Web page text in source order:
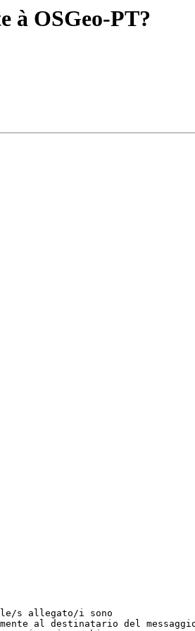
à OSGeo-PT?
s allegato/i sono
al destinatario del